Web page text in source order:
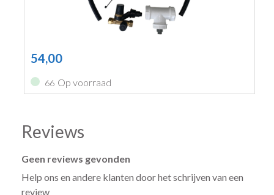
54,00
66 Op voorraad
Reviews
Geen reviews gevonden
Help ons en andere klanten door het schrijven van een
review